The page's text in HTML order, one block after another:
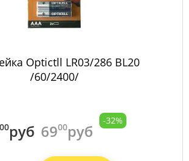
Оptictll LR03/286 BL20
/60/2400/
00руб 6900руб
-32%